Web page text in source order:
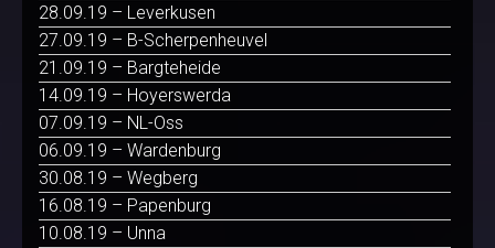
28.09.19 – Leverkusen
27.09.19 – B-Scherpenheuvel
21.09.19 – Bargteheide
14.09.19 – Hoyerswerda
07.09.19 – NL-Oss
06.09.19 – Wardenburg
30.08.19 – Wegberg
16.08.19 – Papenburg
10.08.19 – Unna